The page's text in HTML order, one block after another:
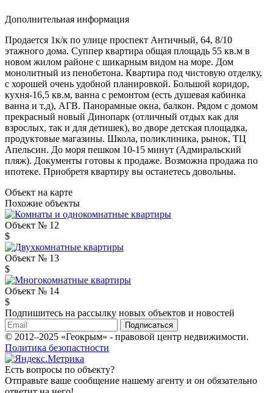
Дополнительная информация
Продается 1к/к по улице проспект Античный, 64, 8/10
этажного дома. Суппер квартира общая площадь 55 кв.м в
новом жилом районе с шикарным видом на море. Дом
монолитный из пенобетона. Квартира под чистовую отделку,
с хорошей очень удобной планировкой. Большой коридор,
кухня-16,5 кв.м, ванна с ремонтом (есть душевая кабинка
ванна и т.д), АГВ. Панорамные окна, балкон. Рядом с домом
прекрасный новый Динопарк (отличный отдых как для
взрослых, так и для детишек), во дворе детская площадка,
продуктовые магазины. Школа, поликлиника, рынок, ТЦ
Апельсин. До моря пешком 10-15 минут (Адмиральский
пляж). Документы готовы к продаже. Возможна продажа по
ипотеке. Приобретя квартиру вы останетесь довольны.
Объект на карте
Похожие объекты
Объект № 12
$
Объект № 13
$
Объект № 14
$
Подпишитесь на рассылку новых объектов и новостей
Подписаться
© 2012–2025 «Геокрым» - правовой центр недвижимости.
Политика безопастности
Есть вопросы по объекту?
Отправьте ваше сообщение нашему агенту и он обязательно